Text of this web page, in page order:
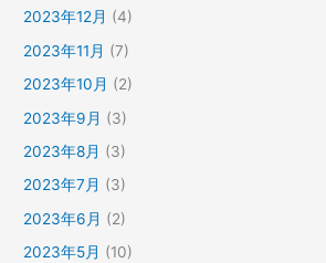
2023年12月 (4)
2023年11月 (7)
2023年10月 (2)
2023年9月 (3)
2023年8月 (3)
2023年7月 (3)
2023年6月 (2)
2023年5月 (10)